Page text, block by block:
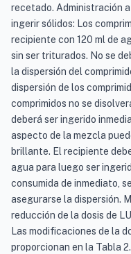
recetado. Administración
ingerir sólidos: Los
recipiente con 120 ml de
sin ser triturados. No se
la dispersión del
dispersión de los
comprimidos no se
deberá ser ingerido
aspecto de la mezcla
brillante. El recipiente
agua para luego ser
consumida de inmediato,
asegurarse la dispersión.
reducción de la dosis de
Las modificaciones de la
proporcionan en la Tabla